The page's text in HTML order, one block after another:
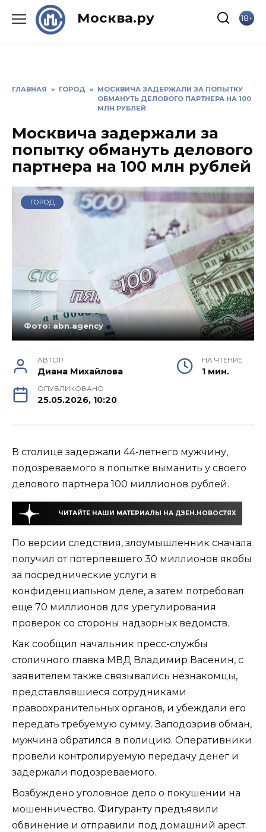
Москва.ру 18+
ГЛАВНАЯ » ГОРОД » МОСКВИЧА ЗАДЕРЖАЛИ ЗА ПОПЫТКУ
ОБМАНУТЬ ДЕЛОВОГО ПАРТНЕРА НА 100
МЛН РУБЛЕЙ
Москвича задержали за
попытку обмануть делового
партнера на 100 млн рублей
ГОРОД
Фото: abn.agency
АВТОР
Диана Михайлова
НА ЧТЕНИЕ
1 мин.
ОПУБЛИКОВАНО
25.05.2026, 10:20
В столице задержали 44-летнего мужчину,
подозреваемого в попытке выманить у своего
делового партнера 100 миллионов рублей.
ЧИТАЙТЕ НАШИ МАТЕРИАЛЫ НА ДЗЕН.НОВОСТЯХ
По версии следствия, злоумышленник сначала
получил от потерпевшего 30 миллионов якобы
за посреднические услуги в
конфиденциальном деле, а затем потребовал
еще 70 миллионов для урегулирования
проверок со стороны надзорных ведомств.
Как сообщил начальник пресс-службы
столичного главка МВД Владимир Васенин, с
заявителем также связывались незнакомцы,
представлявшиеся сотрудниками
правоохранительных органов, и убеждали его
передать требуемую сумму. Заподозрив обман,
мужчина обратился в полицию. Оперативники
провели контролируемую передачу денег и
задержали подозреваемого.
Возбуждено уголовное дело о покушении на
мошенничество. Фигуранту предъявили
обвинение и отправили под домашний арест.